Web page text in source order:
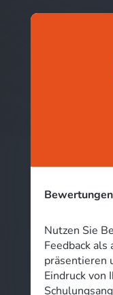
Bewertungen
Nutzen Sie
Feedback als
präsentieren
Eindruck von